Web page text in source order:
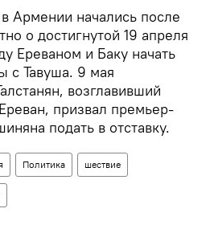
Армении начались после
о достигнутой 19 апреля
Ереваном и Баку начать
с Тавуша. 9 мая
возглавивший
призвал премьер-
подать в отставку.
Политика шествие